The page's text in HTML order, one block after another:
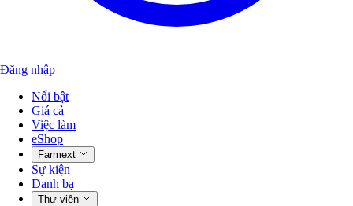
Đăng nhập
Nổi bật
Giá cả
Việc làm
eShop
Farmext
Sự kiện
Danh bạ
Thư viện